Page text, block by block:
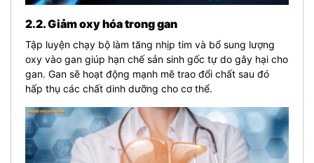
2.2. Giảm oxy hóa trong gan
Tập luyện chạy bộ làm tăng nhịp tim và bổ sung lượng
oxy vào gan giúp hạn chế sản sinh gốc tự do gây hại cho
gan. Gan sẽ hoạt động mạnh mẽ trao đổi chất sau đó
hấp thụ các chất dinh dưỡng cho cơ thể.